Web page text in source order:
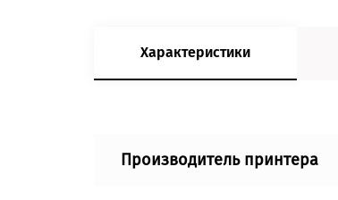
Характеристики
Производитель принтера